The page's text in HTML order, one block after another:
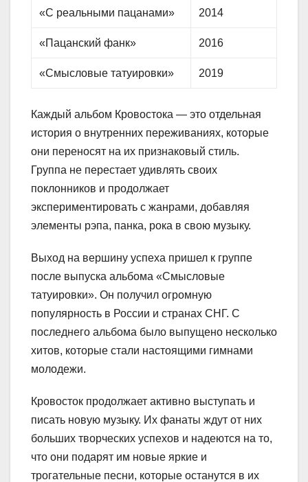
«С реальными пацанами» 2014
«Пацанский фанк» 2016
«Смысловые татуировки» 2019
Каждый альбом Кровостока — это отдельная
история о внутренних переживаниях, которые
они переносят на их признаковый стиль.
Группа не перестает удивлять своих
поклонников и продолжает
экспериментировать с жанрами, добавляя
элементы рэпа, панка, рока в свою музыку.
Выход на вершину успеха пришел к группе
после выпуска альбома «Смысловые
татуировки». Он получил огромную
популярность в России и странах СНГ. С
последнего альбома было выпущено несколько
хитов, которые стали настоящими гимнами
молодежи.
Кровосток продолжает активно выступать и
писать новую музыку. Их фанаты ждут от них
больших творческих успехов и надеются на то,
что они подарят им новые яркие и
трогательные песни, которые останутся в их